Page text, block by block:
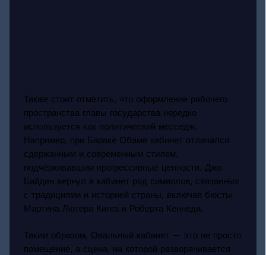
Также стоит отметить, что оформление рабочего
пространства главы государства нередко
используется как политический месседж.
Например, при Бараке Обаме кабинет отличался
сдержанным и современным стилем,
подчёркивавшим прогрессивные ценности. Джо
Байден вернул в кабинет ряд символов, связанных
с традициями и историей страны, включая бюсты
Мартина Лютера Кинга и Роберта Кеннеди.
Таким образом, Овальный кабинет — это не просто
помещение, а сцена, на которой разворачивается